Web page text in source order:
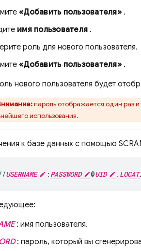
«Добавить пользователя».
имя пользователя .
роль для нового пользователя.
«Добавить пользователя».
нового пользователя будет
пароль отображается один раз
использования.
к базе данных с помощью
USERNAME : PASSWORD @UID .
: имя пользователя.
: пароль, который вы